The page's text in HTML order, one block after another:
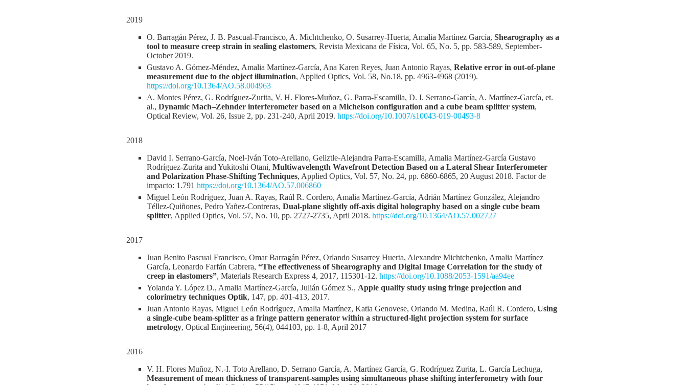
2019
O. Barragán Pérez, J. B. Pascual-Francisco, A. Michtchenko, O. Susarrey-Huerta, Amalia Martínez García, Shearography as a
tool to measure creep strain in sealing elastomers, Revista Mexicana de Física, Vol. 65, No. 5, pp. 583-589, September-
October 2019.
Gustavo A. Gómez-Méndez, Amalia Martínez-García, Ana Karen Reyes, Juan Antonio Rayas, Relative error in out-of-plane
measurement due to the object illumination, Applied Optics, Vol. 58, No.18, pp. 4963-4968 (2019).
https://doi.org/10.1364/AO.58.004963
A. Montes Pérez, G. Rodríguez-Zurita, V. H. Flores-Muñoz, G. Parra-Escamilla, D. I. Serrano-García, A. Martínez-García, et.
al., Dynamic Mach–Zehnder interferometer based on a Michelson configuration and a cube beam splitter system,
Optical Review, Vol. 26, Issue 2, pp. 231-240, April 2019. https://doi.org/10.1007/s10043-019-00493-8
2018
David I. Serrano-García, Noel-Iván Toto-Arellano, Geliztle-Alejandra Parra-Escamilla, Amalia Martínez-García Gustavo
Rodríguez-Zurita and Yukitoshi Otani, Multiwavelength Wavefront Detection Based on a Lateral Shear Interferometer
and Polarization Phase-Shifting Techniques, Applied Optics, Vol. 57, No. 24, pp. 6860-6865, 20 August 2018. Factor de
impacto: 1.791 https://doi.org/10.1364/AO.57.006860
Miguel León Rodríguez, Juan A. Rayas, Raúl R. Cordero, Amalia Martínez-García, Adrián Martínez González, Alejandro
Téllez-Quiñones, Pedro Yañez-Contreras, Dual-plane slightly off-axis digital holography based on a single cube beam
splitter, Applied Optics, Vol. 57, No. 10, pp. 2727-2735, April 2018. https://doi.org/10.1364/AO.57.002727
2017
Juan Benito Pascual Francisco, Omar Barragán Pérez, Orlando Susarrey Huerta, Alexandre Michtchenko, Amalia Martínez
García, Leonardo Farfán Cabrera, “The effectiveness of Shearography and Digital Image Correlation for the study of
creep in elastomers”, Materials Research Express 4, 2017, 115301-12. https://doi.org/10.1088/2053-1591/aa94ee
Yolanda Y. López D., Amalia Martínez-García, Julián Gómez S., Apple quality study using fringe projection and
colorimetry techniques Optik, 147, pp. 401-413, 2017.
Juan Antonio Rayas, Miguel León Rodríguez, Amalia Martínez, Katia Genovese, Orlando M. Medina, Raúl R. Cordero, Using
a single-cube beam-splitter as a fringe pattern generator within a structured-light projection system for surface
metrology, Optical Engineering, 56(4), 044103, pp. 1-8, April 2017
2016
V. H. Flores Muñoz, N.-I. Toto Arellano, D. Serrano García, A. Martínez García, G. Rodríguez Zurita, L. García Lechuga,
Measurement of mean thickness of transparent-samples using simultaneous phase shifting interferometry with four